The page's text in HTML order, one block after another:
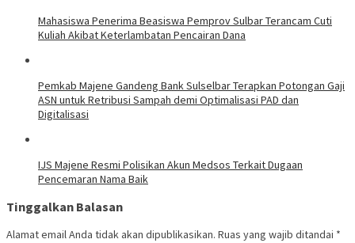
Mahasiswa Penerima Beasiswa Pemprov Sulbar Terancam Cuti
Kuliah Akibat Keterlambatan Pencairan Dana
Pemkab Majene Gandeng Bank Sulselbar Terapkan Potongan Gaji
ASN untuk Retribusi Sampah demi Optimalisasi PAD dan
Digitalisasi
IJS Majene Resmi Polisikan Akun Medsos Terkait Dugaan
Pencemaran Nama Baik
Tinggalkan Balasan
Alamat email Anda tidak akan dipublikasikan. Ruas yang wajib ditandai *